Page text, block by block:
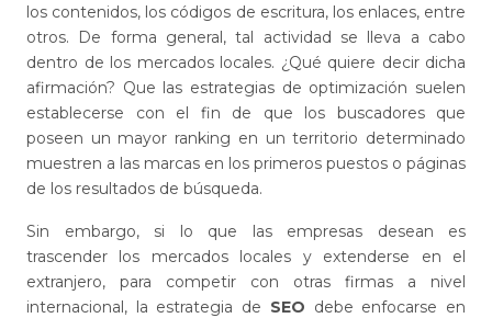
los contenidos, los códigos de escritura, los enlaces, entre
otros. De forma general, tal actividad se lleva a cabo
dentro de los mercados locales. ¿Qué quiere decir dicha
afirmación? Que las estrategias de optimización suelen
establecerse con el fin de que los buscadores que
poseen un mayor ranking en un territorio determinado
muestren a las marcas en los primeros puestos o páginas
de los resultados de búsqueda.
Sin embargo, si lo que las empresas desean es
trascender los mercados locales y extenderse en el
extranjero, para competir con otras firmas a nivel
internacional, la estrategia de SEO debe enfocarse en